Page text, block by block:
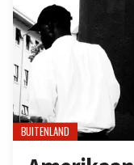
BUITENLAND